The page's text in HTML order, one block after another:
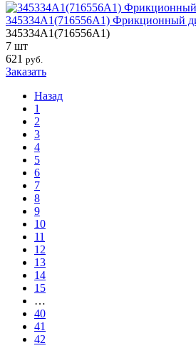
345334A1(716556A1) Фрикционный
345334A1(716556A1)
7 шт
621 руб.
Заказать
Назад
1
2
3
4
5
6
7
8
9
10
11
12
13
14
15
…
40
41
42